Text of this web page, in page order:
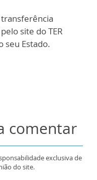
site do TER
seu Estado.
comentar
exclusiva de
do site.